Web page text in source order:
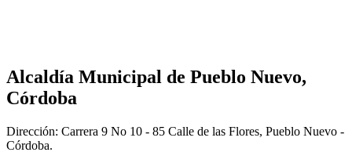
Alcaldía Municipal de Pueblo Nuevo,
Córdoba
Dirección: Carrera 9 No 10 - 85 Calle de las Flores, Pueblo Nuevo -
Córdoba.